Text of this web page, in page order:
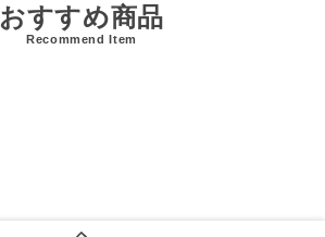
おすすめ商品
Recommend Item